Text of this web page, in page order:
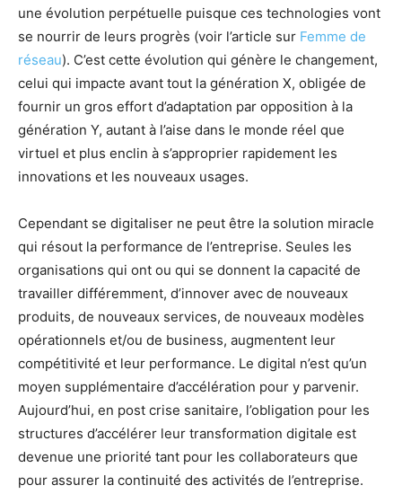
une évolution perpétuelle puisque ces technologies vont
se nourrir de leurs progrès (voir l’article sur Femme de
réseau). C’est cette évolution qui génère le changement,
celui qui impacte avant tout la génération X, obligée de
fournir un gros effort d’adaptation par opposition à la
génération Y, autant à l’aise dans le monde réel que
virtuel et plus enclin à s’approprier rapidement les
innovations et les nouveaux usages.
Cependant se digitaliser ne peut être la solution miracle
qui résout la performance de l’entreprise. Seules les
organisations qui ont ou qui se donnent la capacité de
travailler différemment, d’innover avec de nouveaux
produits, de nouveaux services, de nouveaux modèles
opérationnels et/ou de business, augmentent leur
compétitivité et leur performance. Le digital n’est qu’un
moyen supplémentaire d’accélération pour y parvenir.
Aujourd’hui, en post crise sanitaire, l’obligation pour les
structures d’accélérer leur transformation digitale est
devenue une priorité tant pour les collaborateurs que
pour assurer la continuité des activités de l’entreprise.